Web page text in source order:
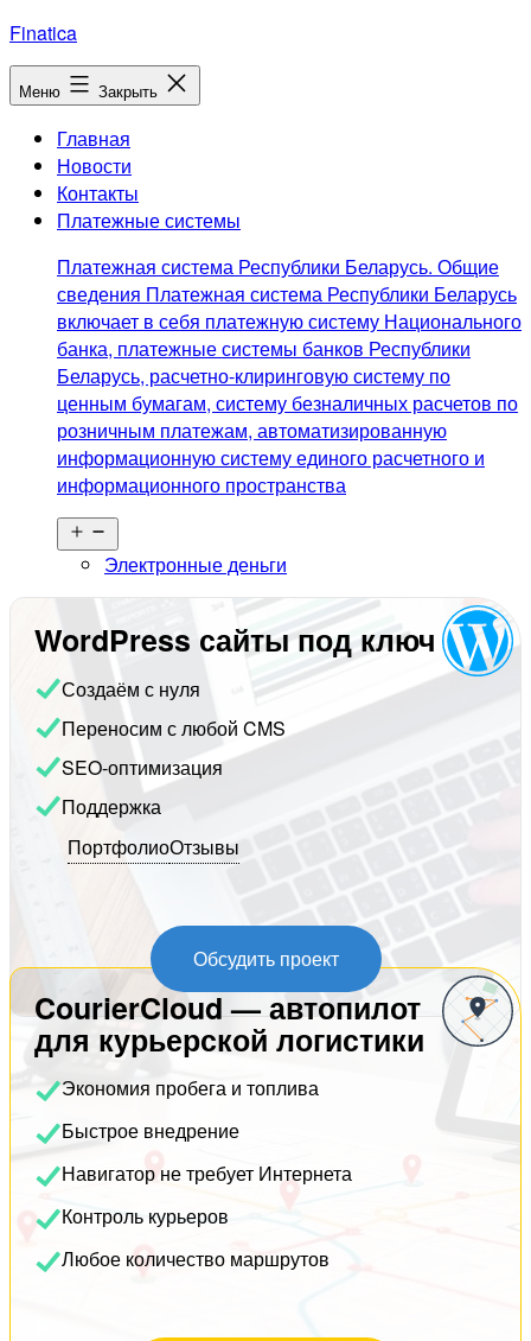
Перейти
к
содержимому
Finatica
Меню Закрыть
Главная
Новости
Контакты
Платежные системы
Платежная система Республики Беларусь. Общие
сведения Платежная система Республики Беларусь
включает в себя платежную систему Национального
банка, платежные системы банков Республики
Беларусь, расчетно-клиринговую систему по
ценным бумагам, систему безналичных расчетов по
розничным платежам, автоматизированную
информационную систему единого расчетного и
информационного пространства
меню
Электронные деньги
WordPress сайты под ключ
Создаём с нуля
Переносим с любой CMS
SEO-оптимизация
Поддержка
ПортфолиоОтзывы
Обсудить проект
CourierCloud — автопилот
для курьерской логистики
Экономия пробега и топлива
Быстрое внедрение
Навигатор не требует Интернета
Контроль курьеров
Любое количество маршрутов